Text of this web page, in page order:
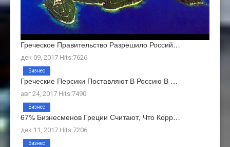
Греческое Правительство Разрешило Россий…
дек 09, 2017 Hits:7626
Греческие Персики Поставляют В Россию В …
авг 24, 2017 Hits:7490
Бизнес
67% Бизнесменов Греции Считают, Что Корр…
дек 11, 2017 Hits:7206
Бизнес
Бизнес